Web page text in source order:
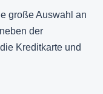
große Auswahl an
der
Kreditkarte und